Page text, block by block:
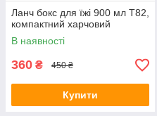
Ланч бокс для їжі 900 мл T82,
компактний харчовий
В наявності
360 ₴ 450 ₴
Купити